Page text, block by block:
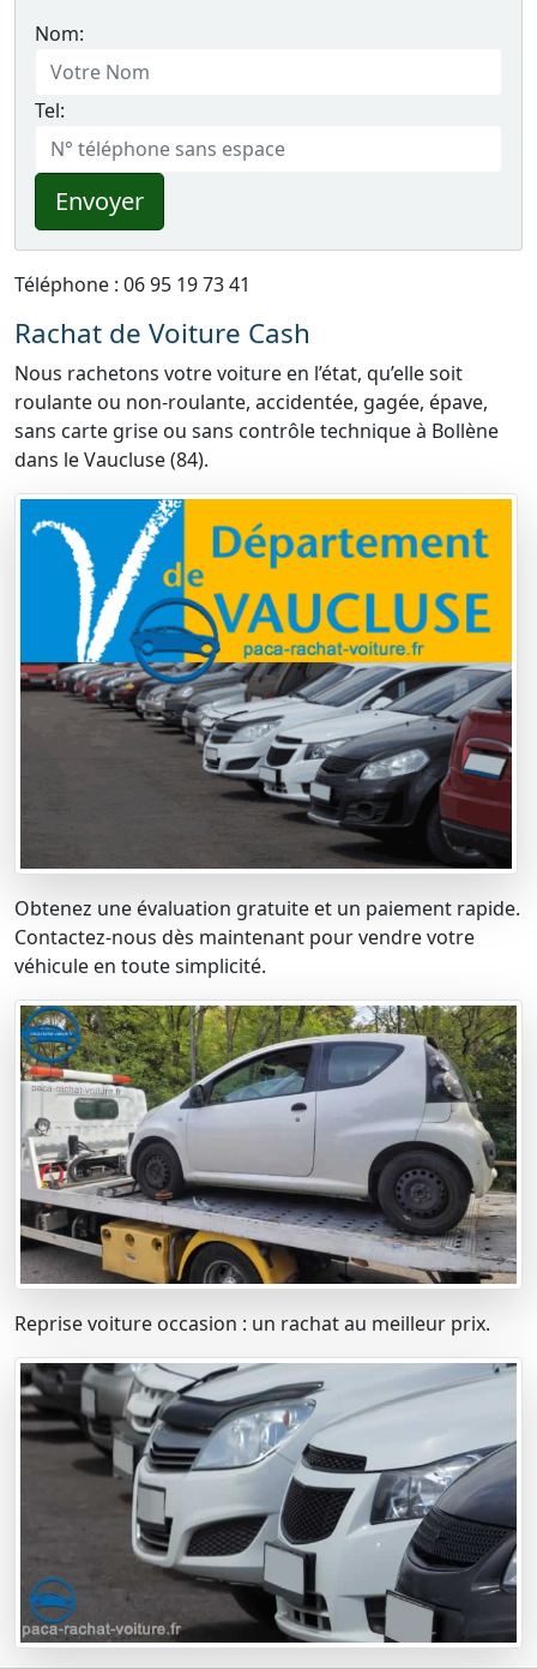
Nom:
Tel:
Envoyer
Téléphone : 06 95 19 73 41
Rachat de Voiture Cash
Nous rachetons votre voiture en l’état, qu’elle soit
roulante ou non-roulante, accidentée, gagée, épave,
sans carte grise ou sans contrôle technique à Bollène
dans le Vaucluse (84).
Obtenez une évaluation gratuite et un paiement rapide.
Contactez-nous dès maintenant pour vendre votre
véhicule en toute simplicité.
Reprise voiture occasion : un rachat au meilleur prix.